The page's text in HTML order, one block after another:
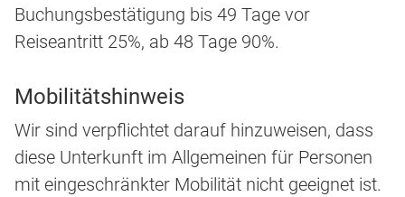
Buchungsbestätigung bis 49 Tage vor
Reiseantritt 25%, ab 48 Tage 90%.
Mobilitätshinweis
Wir sind verpflichtet darauf hinzuweisen, dass
diese Unterkunft im Allgemeinen für Personen
mit eingeschränkter Mobilität nicht geeignet ist.